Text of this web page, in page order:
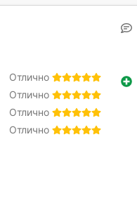
Отлично
Отлично
Отлично
Отлично